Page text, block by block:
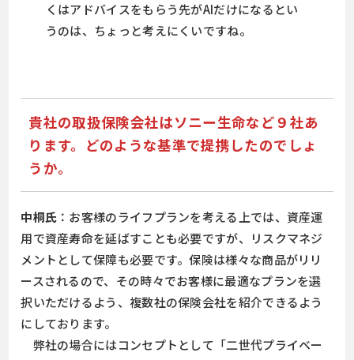
くはアドバイスをもらう先がAIだけになるとい
うのは、ちょっと考えにくいですね。
貴社の取扱保険会社はソニー生命など９社あ
ります。どのような基準で提携したのでしょ
うか。
中桐氏 ：お客様のライフプランを考える上では、資産運
用で資産寿命を延ばすことも必要ですが、リスクマネジ
メントとして保障も必要です。保険は様々な商品がリリ
ースされるので、その時々でお客様に最適なプランを選
択いただけるよう、複数社の保険会社を紹介できるよう
にしております。
弊社の場合にはコンセプトとして「二世代プライベー